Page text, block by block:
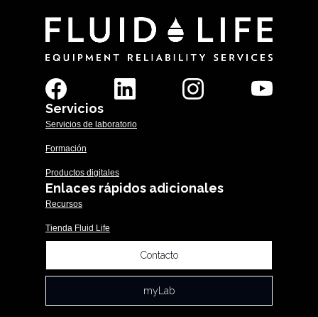
Servicios
Servicios de laboratorio
Formación
Productos digitales
Enlaces rápidos adicionales
Recursos
Tienda Fluid Life
Contacto
myLab